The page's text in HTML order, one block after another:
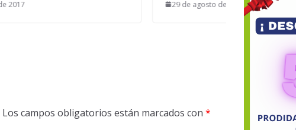
Los campos obligatorios están marcados con *